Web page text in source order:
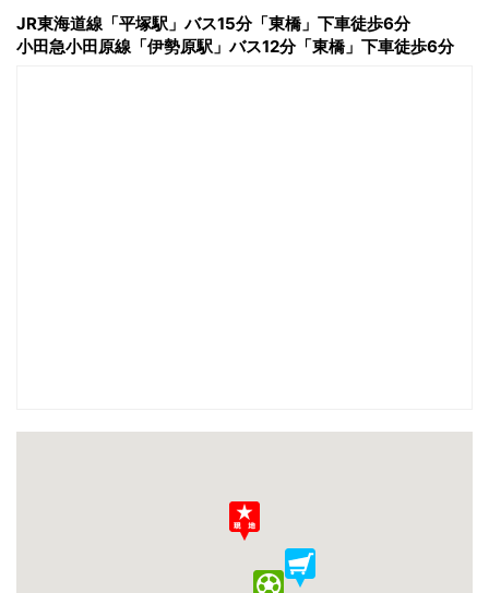
JR東海道線「平塚駅」バス15分「東橋」下車徒歩6分
小田急小田原線「伊勢原駅」バス12分「東橋」下車徒歩6分